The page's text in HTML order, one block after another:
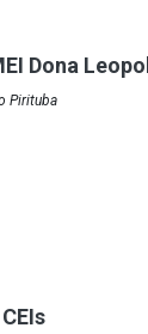
Dona
Pirituba